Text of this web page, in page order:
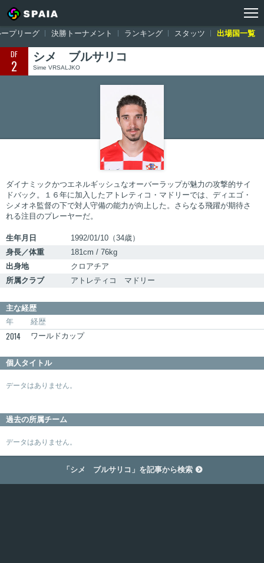
トップ ワールドカップ ロシア大会 シメ
プリーグ 決勝トーナメント ランキング スタッツ 出場国一覧
DF
2
シメ ブルサリコ
Sime VRSALJKO
ダイナミックかつエネルギッシュなオーバーラップが魅力の攻撃的サイ
ドバック。１６年に加入したアトレティコ・マドリーでは、ディエゴ・
シメオネ監督の下で対人守備の能力が向上した。さらなる飛躍が期待さ
れる注目のプレーヤーだ。
生年月日
1992/01/10（34歳）
身長／体重
181cm / 76kg
出身地
クロアチア
所属クラブ
アトレティコ マドリー
主な経歴
年
経歴
2014 ワールドカップ
個人タイトル
データはありません。
過去の所属チーム
データはありません。
「シメ ブルサリコ」を記事から検索 